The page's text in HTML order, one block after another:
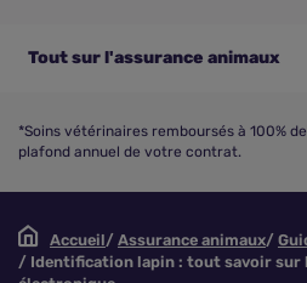
Tout sur l'assurance animaux
*Soins vétérinaires remboursés à 100%
plafond annuel de votre contrat.
Accueil Assurance animaux
Identification lapin : tout savoir sur